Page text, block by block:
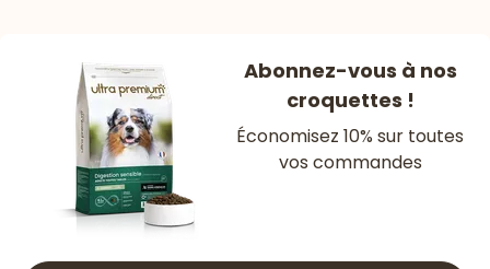
Abonnez-vous à nos
croquettes !
Économisez 10% sur toutes
vos commandes